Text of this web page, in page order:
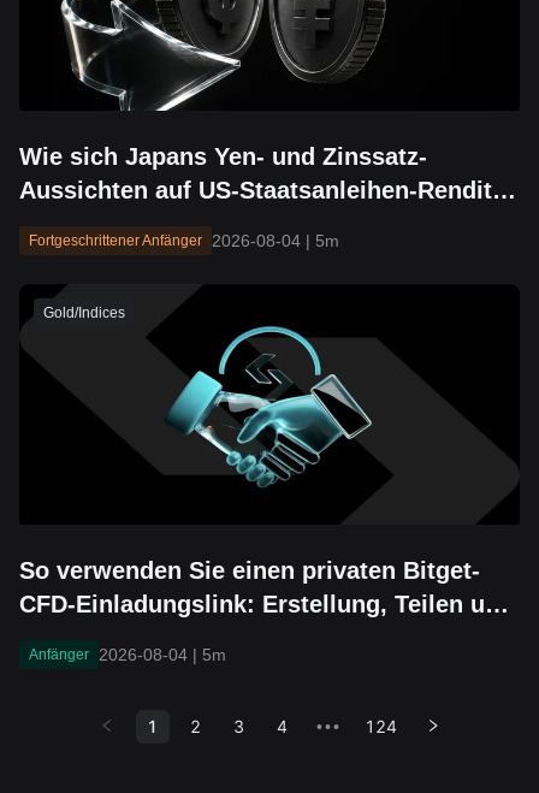
Wie sich Japans Yen- und Zinssatz-
Aussichten auf US-Staatsanleihen-Renditen
und Aktienmärkte auswirken könnten
Fortgeschrittener Anfänger 2026-08-04 | 5m
Gold/Indices
So verwenden Sie einen privaten Bitget-
CFD-Einladungslink: Erstellung, Teilen und
Anfänger 2026-08-04 | 5m
1 2 3 4 ••• 124